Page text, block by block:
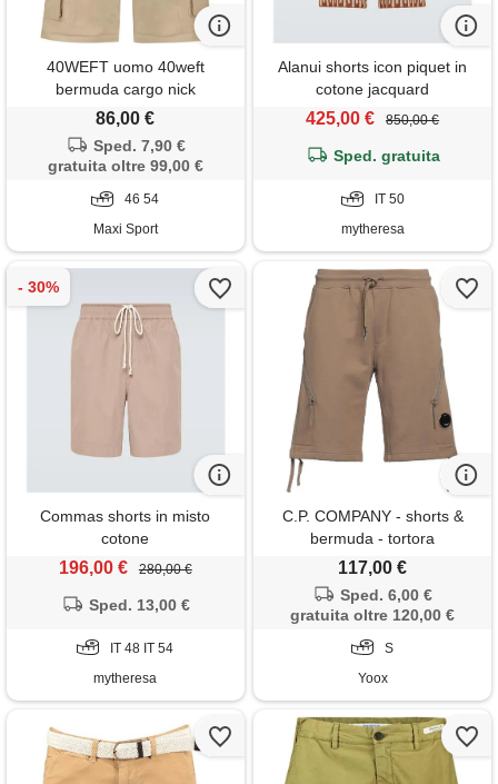
40WEFT uomo 40weft
bermuda cargo nick
86,00 €
Sped. 7,90 €
gratuita oltre 99,00 €
46 54
Maxi Sport
Alanui shorts icon piquet in
cotone jacquard
425,00 € 850,00 €
Sped. gratuita
IT 50
mytheresa
Commas shorts in misto
cotone
196,00 € 280,00 €
Sped. 13,00 €
IT 48 IT 54
mytheresa
C.P. COMPANY - shorts &
bermuda - tortora
117,00 €
Sped. 6,00 €
gratuita oltre 120,00 €
S
Yoox